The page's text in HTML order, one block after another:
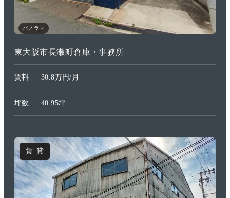
パノラマ
東大阪市長瀬町倉庫・事務所
賃料 30.8万円/月
坪数 40.95坪
賃貸